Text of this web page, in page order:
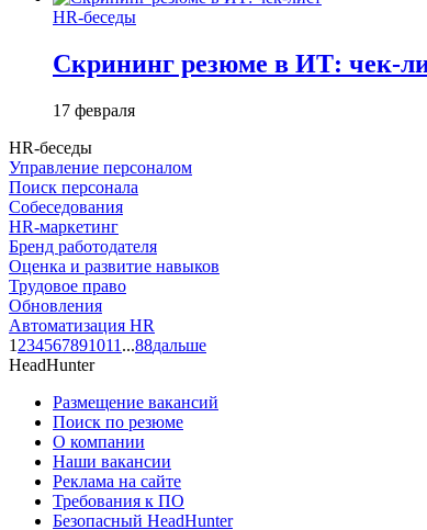
HR-беседы
Скрининг резюме в ИТ: чек-
17 февраля
HR-беседы
Управление персоналом
Поиск персонала
Собеседования
HR-маркетинг
Бренд работодателя
Оценка и развитие навыков
Трудовое право
Обновления
Автоматизация HR
1 234567891011 ...88дальше
HeadHunter
Размещение вакансий
Поиск по резюме
О компании
Наши вакансии
Реклама на сайте
Требования к ПО
Безопасный HeadHunter